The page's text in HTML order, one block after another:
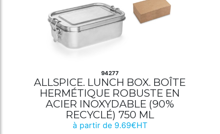
94277
ALLSPICE. LUNCH BOX. BOÎTE
HERMÉTIQUE ROBUSTE EN
ACIER INOXYDABLE (90%
RECYCLÉ) 750 ML
à partir de 9.69€HT